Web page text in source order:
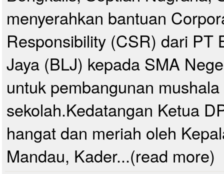
menyerahkan bantuan
Responsibility (CSR) dari PT
Jaya (BLJ) kepada SMA
untuk pembangunan mushala
sekolah.Kedatangan Ketua
hangat dan meriah oleh
Mandau, Kader...(read more)